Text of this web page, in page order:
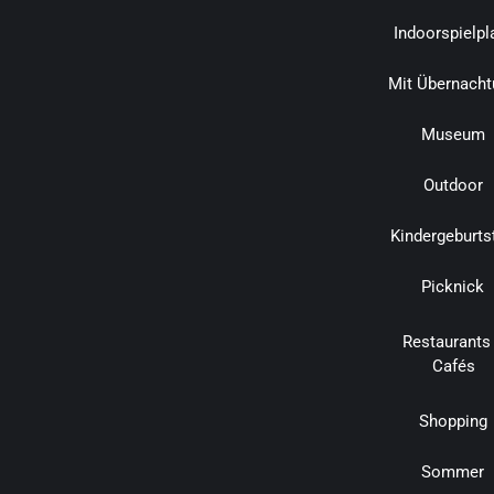
Mit
Museum
Outdoor
Picknick
Restaurants
Cafés
Shopping
Sommer